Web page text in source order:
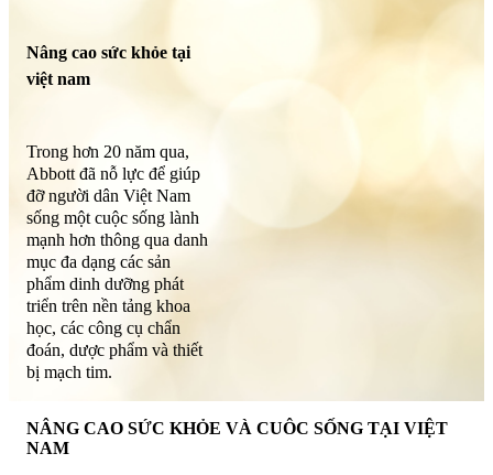
Nâng cao sức khỏe tại
việt nam
Trong hơn 20 năm qua,
Abbott đã nỗ lực để giúp
đỡ người dân Việt Nam
sống một cuộc sống lành
mạnh hơn thông qua danh
mục đa dạng các sản
phẩm dinh dưỡng phát
triển trên nền tảng khoa
học, các công cụ chẩn
đoán, dược phẩm và thiết
bị mạch tim.
NÂNG CAO SỨC KHỎE VÀ CUÔC SỐNG TẠI VIỆT
NAM